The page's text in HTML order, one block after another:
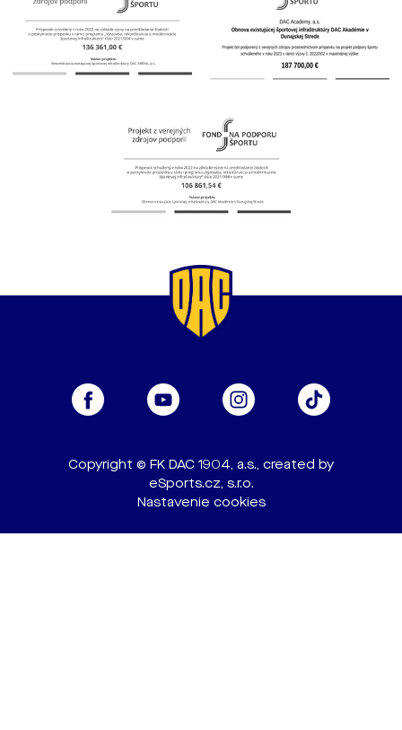
Copyright © FK DAC 1904, a.s., created by
eSports.cz, s.r.o.
Nastavenie cookies